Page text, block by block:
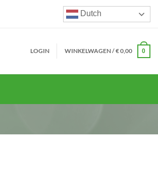
Dutch
LOGIN WINKELWAGEN /€0,00 0